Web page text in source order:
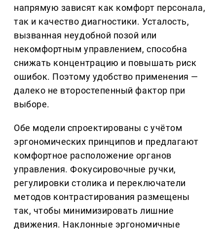
напрямую зависят как комфорт персонала,
так и качество диагностики. Усталость,
вызванная неудобной позой или
некомфортным управлением, способна
снижать концентрацию и повышать риск
ошибок. Поэтому удобство применения —
далеко не второстепенный фактор при
выборе.
Обе модели спроектированы с учётом
эргономических принципов и предлагают
комфортное расположение органов
управления. Фокусировочные ручки,
регулировки столика и переключатели
методов контрастирования размещены
так, чтобы минимизировать лишние
движения. Наклонные эргономичные